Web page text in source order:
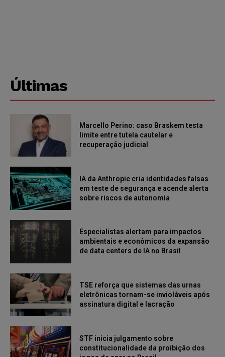
Últimas
Marcello Perino: caso Braskem testa
limite entre tutela cautelar e
recuperação judicial
IA da Anthropic cria identidades falsas
em teste de segurança e acende alerta
sobre riscos de autonomia
Especialistas alertam para impactos
ambientais e econômicos da expansão
de data centers de IA no Brasil
TSE reforça que sistemas das urnas
eletrônicas tornam-se invioláveis após
assinatura digital e lacração
STF inicia julgamento sobre
constitucionalidade da proibição dos